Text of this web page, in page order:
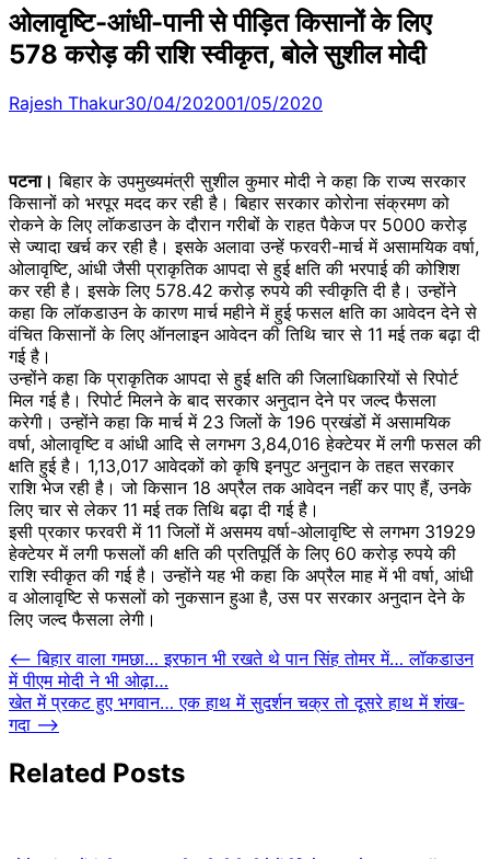
ओलावृष्टि-आंधी-पानी से पीड़ित किसानों के लिए
578 करोड़ की राशि स्‍वीकृत, बोले सुशील मोदी
Rajesh Thakur30/04/202001/05/2020
पटना। बिहार के उपमुख्यमंत्री सुशील कुमार मोदी ने कहा कि राज्‍य सरकार
किसानों को भरपूर मदद कर रही है। बिहार सरकार कोरोना संक्रमण को
रोकने के लिए लॉकडाउन के दौरान गरीबों के राहत पैकेज पर 5000 करोड़
से ज्यादा खर्च कर रही है। इसके अलावा उन्‍हें फरवरी-मार्च में असामयिक वर्षा,
ओलावृष्टि, आंधी जैसी प्राकृतिक आपदा से हुई क्षति की भरपाई की कोशिश
कर रही है। इसके लिए 578.42 करोड़ रुपये की स्वीकृति दी है। उन्‍होंने
कहा कि लॉकडाउन के कारण मार्च महीने में हुई फसल क्षति का आवेदन देने से
वंचित किसानों के लिए ऑनलाइन आवेदन की तिथि चार से 11 मई तक बढ़ा दी
गई है।
उन्‍होंने कहा कि प्राकृतिक आपदा से हुई क्षति की जिलाधिकारियों से रिपोर्ट
मिल गई है। रिपोर्ट मिलने के बाद सरकार अनुदान देने पर जल्‍द फैसला
करेगी। उन्‍होंने कहा कि मार्च में 23 जिलों के 196 प्रखंडों में असामयिक
वर्षा, ओलावृष्टि व आंधी आदि से लगभग 3,84,016 हेक्टेयर में लगी फसल की
क्षति हुई है। 1,13,017 आवेदकों को कृषि इनपुट अनुदान के तहत सरकार
राशि भेज रही है। जो किसान 18 अप्रैल तक आवेदन नहीं कर पाए हैं, उनके
लिए चार से लेकर 11 मई तक तिथि बढ़ा दी गई है।
इसी प्रकार फरवरी में 11 जिलों में असमय वर्षा-ओलावृष्टि से लगभग 31929
हेक्टेयर में लगी फसलों की क्षति की प्रतिपूर्ति के लिए 60 करोड़ रुपये की
राशि स्वीकृत की गई है। उन्‍होंने यह भी कहा कि अप्रैल माह में भी वर्षा, आंधी
व ओलावृष्टि से फसलों को नुकसान हुआ है, उस पर सरकार अनुदान देने के
लिए जल्‍द फैसला लेगी।
Post
navigation
⟵ बिहार वाला गमछा… इरफान भी रखते थे पान सिंह तोमर में… लॉकडाउन
में पीएम मोदी ने भी ओढ़ा…
खेत में प्रकट हुए भगवान… एक हाथ में सुदर्शन चक्र तो दूसरे हाथ में शंख-
गदा ⟶
Related Posts